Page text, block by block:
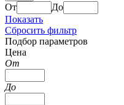
От
До
Показать
Сбросить фильтр
Подбор параметров
Цена
От
До